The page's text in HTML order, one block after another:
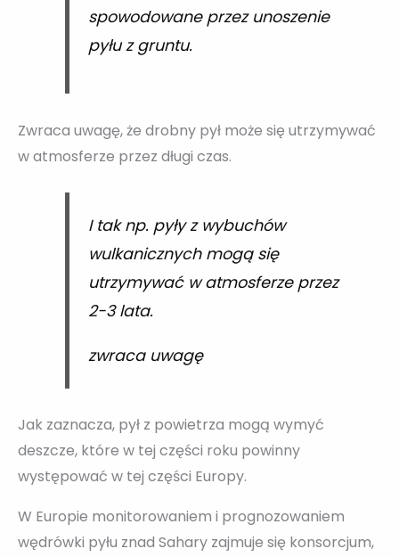
spowodowane przez unoszenie
pyłu z gruntu.
Zwraca uwagę, że drobny pył może się utrzymywać
w atmosferze przez długi czas.
I tak np. pyły z wybuchów
wulkanicznych mogą się
utrzymywać w atmosferze przez
2-3 lata.
zwraca uwagę
Jak zaznacza, pył z powietrza mogą wymyć
deszcze, które w tej części roku powinny
występować w tej części Europy.
W Europie monitorowaniem i prognozowaniem
wędrówki pyłu znad Sahary zajmuje się konsorcjum,